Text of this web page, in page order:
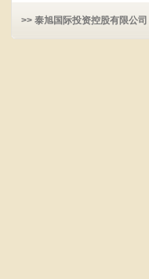
>> 泰旭国际投资控股有限公司